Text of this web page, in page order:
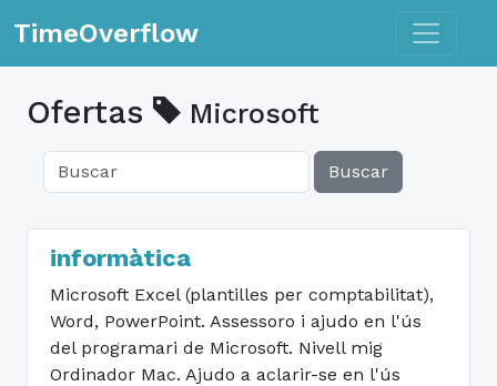
TimeOverflow Toggle
Ofertas Microsoft
Buscar
informàtica
Microsoft Excel (plantilles per comptabilitat),
Word, PowerPoint. Assessoro i ajudo en l'ús
del programari de Microsoft. Nivell mig
Ordinador Mac. Ajudo a aclarir-se en l'ús